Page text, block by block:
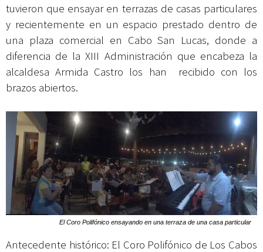
tuvieron que ensayar en terrazas de casas particulares
y recientemente en un espacio prestado dentro de
una plaza comercial en Cabo San Lucas, donde a
diferencia de la XIII Administración que encabeza la
alcaldesa Armida Castro los han recibido con los
brazos abiertos.
El Coro Polifónico ensayando en una terraza de una casa particular
Antecedente histórico: El Coro Polifónico de Los Cabos